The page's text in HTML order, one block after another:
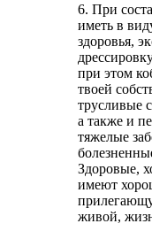
6. При
иметь в
здоровья,
при этом
твоей
трусливые
а также и
тяжелые
Здоровые,
имеют
живой,